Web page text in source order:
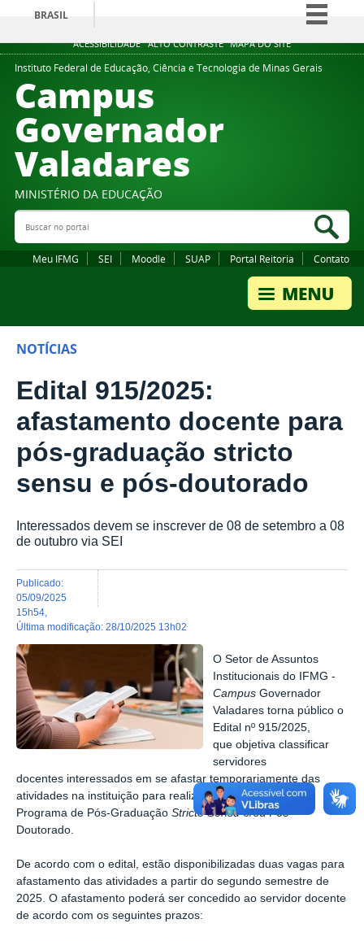
ACESSIBILIDADE ALTO CONTRASTE MAPA DO SITE
BRASIL
Simplifique!
Comunica BR
Instituto Federal de Educação, Ciência e Tecnologia de Minas Gerais
Campus
Governador
Valadares
MINISTÉRIO DA EDUCAÇÃO
Buscar no portal
Meu IFMG SEI Moodle SUAP Portal Reitoria Contato
NOTÍCIAS
Edital 915/2025:
afastamento docente para
pós-graduação stricto
sensu e pós-doutorado
Interessados devem se inscrever de 08 de setembro a 08
de outubro via SEI
publicado:
05/09/2025
15h54
última modificação: 28/10/2025 13h02
O Setor de Assuntos
Institucionais do IFMG -
Campus Governador
Valadares torna público o
Edital nº 915/2025,
que objetiva classificar
servidores
docentes interessados em se afastar temporariamente das
atividades na instituição para realização de cursos em
Programa de Pós-Graduação Stricto Sensue/ou Pós-
Doutorado.
De acordo com o edital, estão disponibilizadas duas vagas para
afastamento das atividades a partir do segundo semestre de
2025. O afastamento poderá ser concedido ao servidor docente
de acordo com os seguintes prazos: